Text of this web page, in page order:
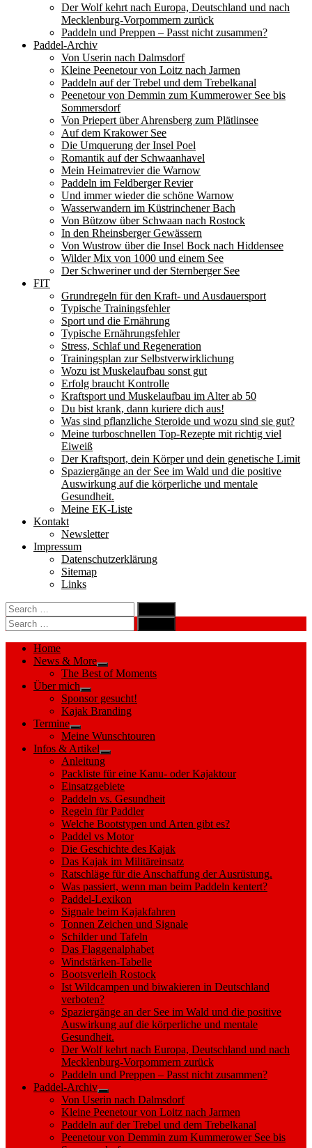
Der Wolf kehrt nach Europa, Deutschland und nach
Mecklenburg-Vorpommern zurück
Paddeln und Preppen – Passt nicht zusammen?
Paddel-Archiv
Von Userin nach Dalmsdorf
Kleine Peenetour von Loitz nach Jarmen
Paddeln auf der Trebel und dem Trebelkanal
Peenetour von Demmin zum Kummerower See bis
Sommersdorf
Von Priepert über Ahrensberg zum Plätlinsee
Auf dem Krakower See
Die Umquerung der Insel Poel
Romantik auf der Schwaanhavel
Mein Heimatrevier die Warnow
Paddeln im Feldberger Revier
Und immer wieder die schöne Warnow
Wasserwandern im Küstrinchener Bach
Von Bützow über Schwaan nach Rostock
In den Rheinsberger Gewässern
Von Wustrow über die Insel Bock nach Hiddensee
Wilder Mix von 1000 und einem See
Der Schweriner und der Sternberger See
FIT
Grundregeln für den Kraft- und Ausdauersport
Typische Trainingsfehler
Sport und die Ernährung
Typische Ernährungsfehler
Stress, Schlaf und Regeneration
Trainingsplan zur Selbstverwirklichung
Wozu ist Muskelaufbau sonst gut
Erfolg braucht Kontrolle
Kraftsport und Muskelaufbau im Alter ab 50
Du bist krank, dann kuriere dich aus!
Was sind pflanzliche Steroide und wozu sind sie gut?
Meine turboschnellen Top-Rezepte mit richtig viel
Eiweiß
Der Kraftsport, dein Körper und dein genetische Limit
Spaziergänge an der See im Wald und die positive
Auswirkung auf die körperliche und mentale
Gesundheit.
Meine EK-Liste
Kontakt
Newsletter
Impressum
Datenschutzerklärung
Sitemap
Links
Search
for:
Search
Search
for:
Search
Home
News & More
Show
sub
The Best of Moments
Über mich
Show
sub
menu
Sponsor gesucht!
Kajak Branding
Termine
Show
sub
menu
Meine Wunschtouren
Infos & Artikel
Show
sub
menu
Anleitung
Packliste für eine Kanu- oder Kajaktour
Einsatzgebiete
Paddeln vs. Gesundheit
Regeln für Paddler
Welche Bootstypen und Arten gibt es?
Paddel vs Motor
Die Geschichte des Kajak
Das Kajak im Militäreinsatz
Ratschläge für die Anschaffung der Ausrüstung.
Was passiert, wenn man beim Paddeln kentert?
Paddel-Lexikon
Signale beim Kajakfahren
Tonnen Zeichen und Signale
Schilder und Tafeln
Das Flaggenalphabet
Windstärken-Tabelle
Bootsverleih Rostock
Ist Wildcampen und biwakieren in Deutschland
verboten?
Spaziergänge an der See im Wald und die positive
Auswirkung auf die körperliche und mentale
Gesundheit.
Der Wolf kehrt nach Europa, Deutschland und nach
Mecklenburg-Vorpommern zurück
Paddeln und Preppen – Passt nicht zusammen?
Paddel-Archiv
Show
sub
menu
Von Userin nach Dalmsdorf
Kleine Peenetour von Loitz nach Jarmen
Paddeln auf der Trebel und dem Trebelkanal
Peenetour von Demmin zum Kummerower See bis